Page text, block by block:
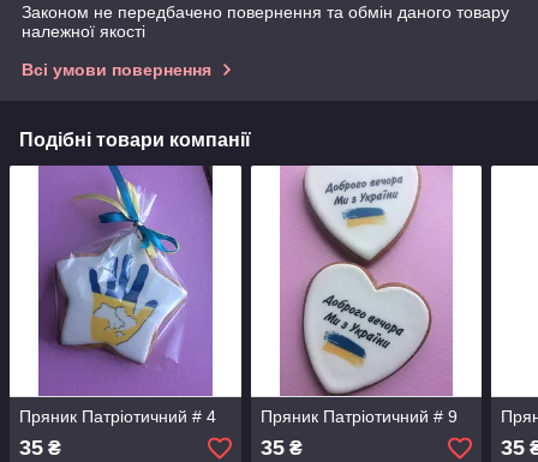
Законом не передбачено повернення та обмін даного товару
належної якості
Всі умови повернення
Подібні товари компанії
Пряник Патріотичний # 4
35 ₴
Пряник Патріотичний # 9
35₴ 35